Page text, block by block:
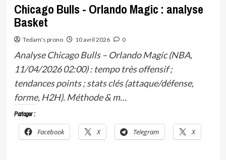
Chicago Bulls - Orlando Magic : analyse
Basket
Tedam's prono 10 avril 2026 0
Analyse Chicago Bulls – Orlando Magic (NBA,
11/04/2026 02:00) : tempo très offensif ;
tendances points ; stats clés (attaque/défense,
forme, H2H). Méthode & m…
Partager :
Facebook X Telegram X